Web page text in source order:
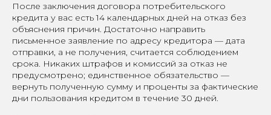
После заключения договора потребительского
кредита у вас есть 14 календарных дней на отказ без
объяснения причин. Достаточно направить
письменное заявление по адресу кредитора — дата
отправки, а не получения, считается соблюдением
срока. Никаких штрафов и комиссий за отказ не
предусмотрено; единственное обязательство —
вернуть полученную сумму и проценты за фактические
дни пользования кредитом в течение 30 дней.